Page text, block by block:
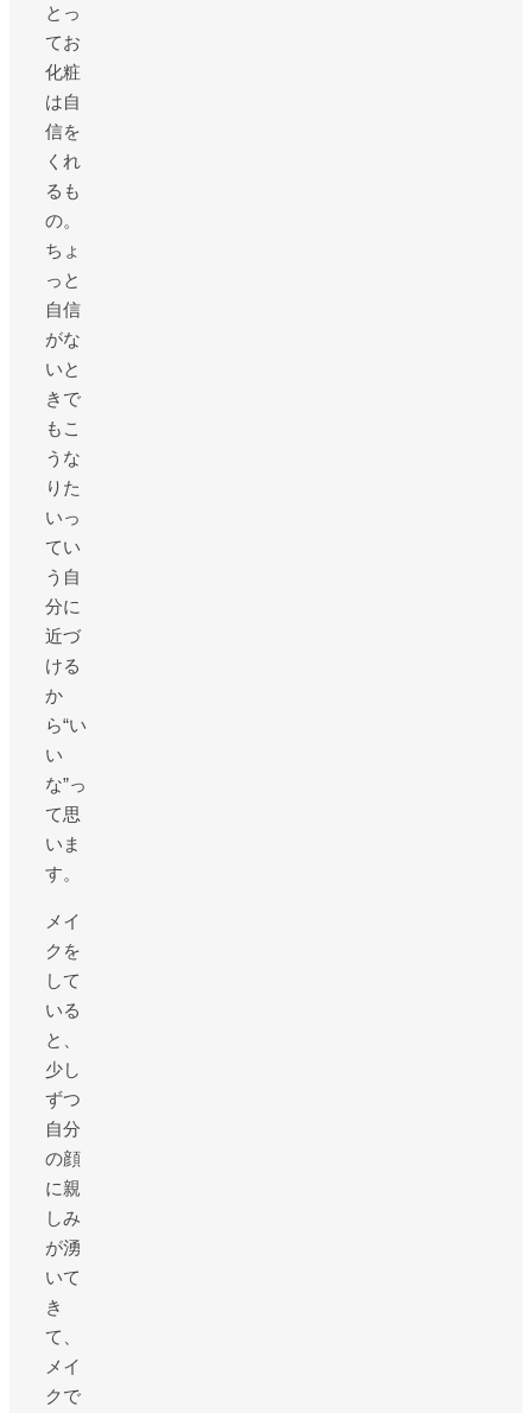
とっ
てお
化粧
は自
信を
くれ
るも
の。
ちょ
っと
自信
がな
いと
きで
もこ
うな
りた
いっ
てい
う自
分に
近づ
ける
か
ら“い
い
な”っ
て思
いま
す。
メイ
クを
して
いる
と、
少し
ずつ
自分
の顔
に親
しみ
が湧
いて
き
て、
メイ
クで